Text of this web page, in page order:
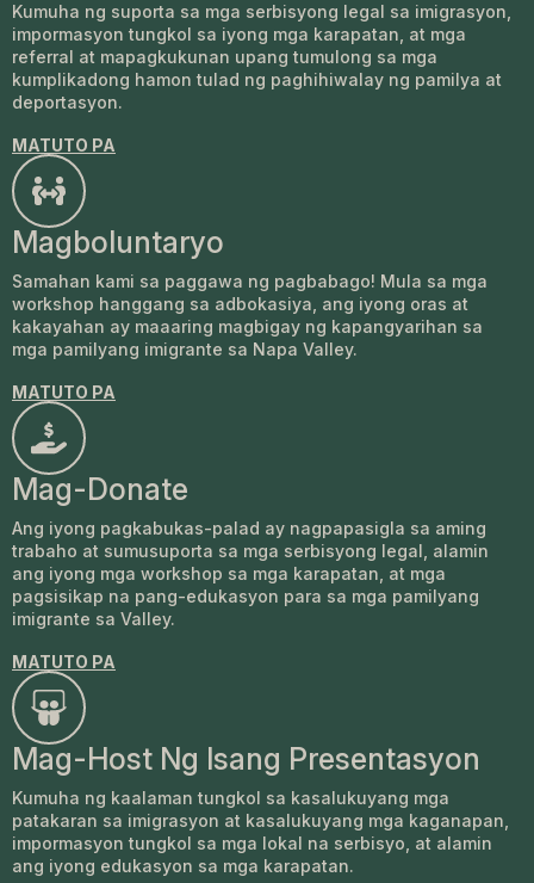
Kumuha ng suporta sa mga serbisyong legal sa imigrasyon,
impormasyon tungkol sa iyong mga karapatan, at mga
referral at mapagkukunan upang tumulong sa mga
kumplikadong hamon tulad ng paghihiwalay ng pamilya at
deportasyon.
MATUTO PA
Magboluntaryo
Samahan kami sa paggawa ng pagbabago! Mula sa mga
workshop hanggang sa adbokasiya, ang iyong oras at
kakayahan ay maaaring magbigay ng kapangyarihan sa
mga pamilyang imigrante sa Napa Valley.
MATUTO PA
Mag-Donate
Ang iyong pagkabukas-palad ay nagpapasigla sa aming
trabaho at sumusuporta sa mga serbisyong legal, alamin
ang iyong mga workshop sa mga karapatan, at mga
pagsisikap na pang-edukasyon para sa mga pamilyang
imigrante sa Valley.
MATUTO PA
Mag-Host Ng Isang Presentasyon
Kumuha ng kaalaman tungkol sa kasalukuyang mga
patakaran sa imigrasyon at kasalukuyang mga kaganapan,
impormasyon tungkol sa mga lokal na serbisyo, at alamin
ang iyong edukasyon sa mga karapatan.